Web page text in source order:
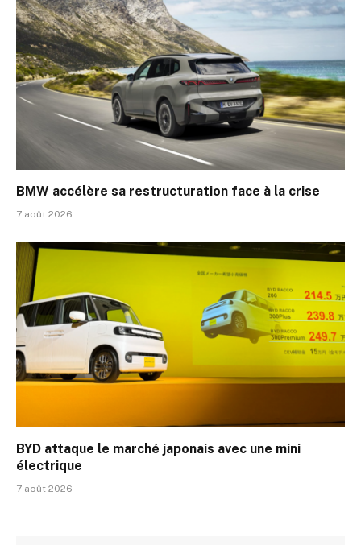
BMW accélère sa restructuration face à la crise
7 août 2026
BYD attaque le marché japonais avec une mini
électrique
7 août 2026